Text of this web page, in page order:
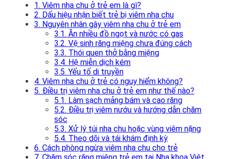
1. Viêm nha chu ở trẻ em là gì?
2. Dấu hiệu nhận biết trẻ bị viêm nha chu
3. Nguyên nhân gây viêm nha chu ở trẻ em
3.1. Ăn nhiều đồ ngọt và nước có gas
3.2. Vệ sinh răng miệng chưa đúng cách
3.3. Thói quen thở bằng miệng
3.4. Hệ miễn dịch kém
3.5. Yếu tố di truyền
4. Viêm nha chu ở trẻ có nguy hiểm không?
5. Điều trị viêm nha chu ở trẻ em như thế nào?
5.1. Làm sạch mảng bám và cao răng
5.2. Điều trị viêm nướu và hướng dẫn chăm
sóc
5.3. Xử lý túi nha chu hoặc vùng viêm nặng
5.4. Theo dõi và tái khám định kỳ
6. Cách phòng ngừa viêm nha chu cho trẻ